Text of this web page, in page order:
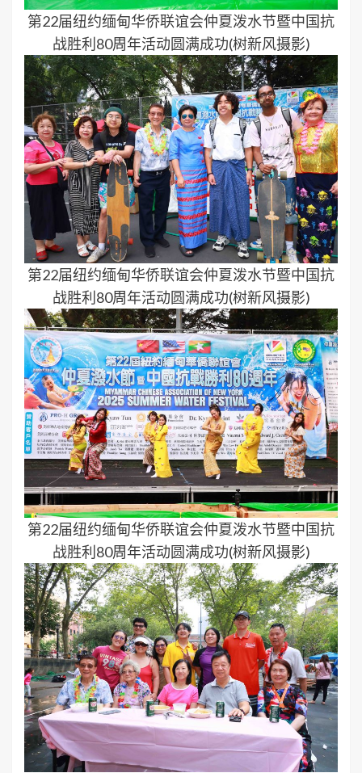
第22届纽约缅甸华侨联谊会仲夏泼水节暨中国抗
战胜利80周年活动圆满成功(树新风摄影)
第22届纽约缅甸华侨联谊会仲夏泼水节暨中国抗
战胜利80周年活动圆满成功(树新风摄影)
第22届纽约缅甸华侨联谊会仲夏泼水节暨中国抗
战胜利80周年活动圆满成功(树新风摄影)